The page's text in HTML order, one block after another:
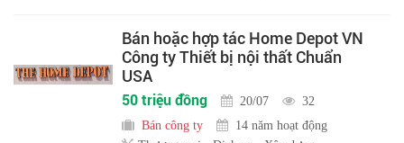
Bán hoặc hợp tác Home Depot VN
Công ty Thiết bị nội thất Chuẩn
USA
50 triệu đồng 20/07
32
Bán công ty
14 năm hoạt động